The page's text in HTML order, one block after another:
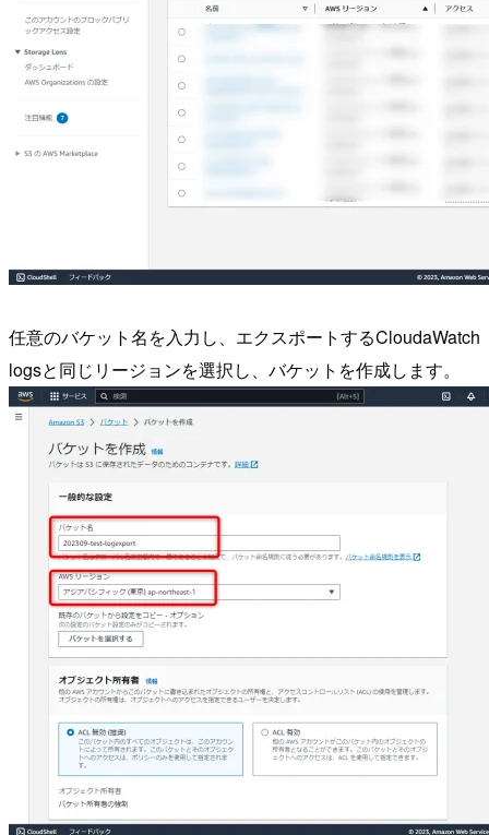
任意のバケット名を入力し、エクスポートするCloudaWatch
logsと同じリージョンを選択し、バケットを作成します。